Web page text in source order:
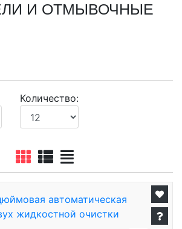
И ОТМЫВОЧНЫЕ
Количество: